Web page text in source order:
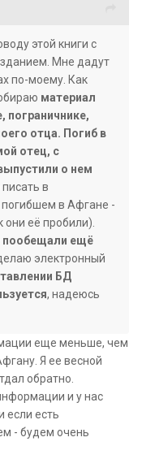
этой книги с
Мне дадут
по-моему. Как
материал
пограничнике,
отца. Погиб в
отец, с
о нем
в
в Афгане -
они её пробили).
пообещали ещё
электронный
БД
, надеюсь
еще меньше, чем
Я ее весной
обратно.
и у нас
если есть
- будем очень